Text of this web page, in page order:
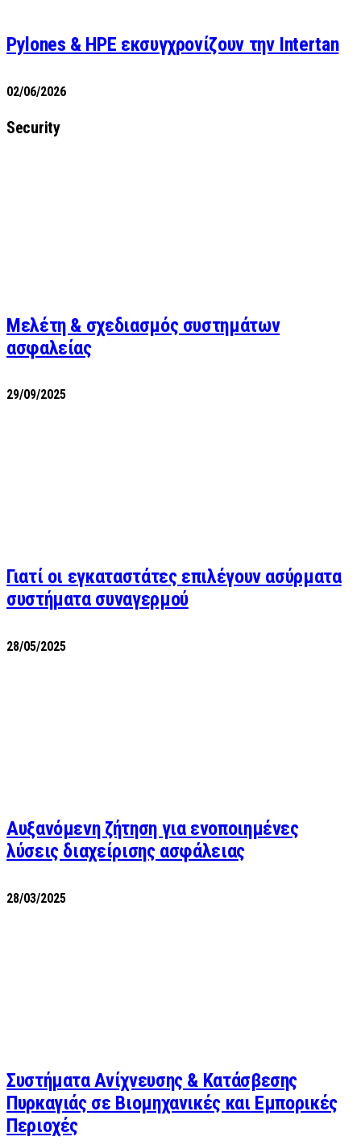
Pylones & HPE εκσυγχρονίζουν την Intertan
02/06/2026
Security
Μελέτη & σχεδιασμός συστημάτων
ασφαλείας
29/09/2025
Γιατί οι εγκαταστάτες επιλέγουν ασύρματα
συστήματα συναγερμού
28/05/2025
Αυξανόμενη ζήτηση για ενοποιημένες
λύσεις διαχείρισης ασφάλειας
28/03/2025
Συστήματα Ανίχνευσης & Κατάσβεσης
Πυρκαγιάς σε Βιομηχανικές και Εμπορικές
Περιοχές